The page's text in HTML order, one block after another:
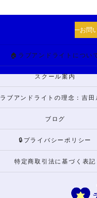
お問
🏠ラブアンドライトについ
スクール案内
ブログ
🔒プライバシーポリシー
特定商取引法に基づく表記